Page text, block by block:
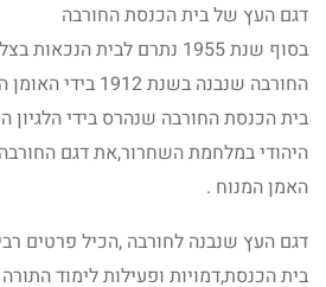
דגם העץ של בית הכנסת החורבה
בסוף שנת 1955 נתרם לבית
החורבה שנבנה בשנת
בית הכנסת החורבה שנהרס בידי הלגיון
היהודי במלחמת השחרור,את דגם
האמן המנוח .
דגם העץ שנבנה לחורבה ,הכיל פרטים
בית הכנסת,דמויות ופעילות לימוד